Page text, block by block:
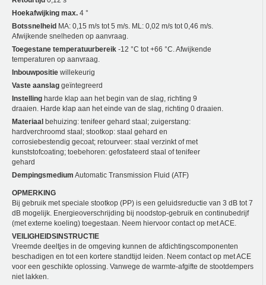
Hoekafwijking max. 4 °
Botssnelheid MA: 0,15 m/s tot 5 m/s. ML: 0,02 m/s tot 0,46 m/s.
Afwijkende snelheden op aanvraag.
Toegestane temperatuurbereik -12 °C tot +66 °C. Afwijkende
temperaturen op aanvraag.
Inbouwpositie willekeurig
Vaste aanslag geïntegreerd
Instelling harde klap aan het begin van de slag, richting 9
draaien. Harde klap aan het einde van de slag, richting 0 draaien.
Materiaal behuizing: tenifeer gehard staal; zuigerstang:
hardverchroomd staal; stootkop: staal gehard en
corrosiebestendig gecoat; retourveer: staal verzinkt of met
kunststofcoating; toebehoren: gefosfateerd staal of tenifeer
gehard
Dempingsmedium Automatic Transmission Fluid (ATF)
OPMERKING
Bij gebruik met speciale stootkop (PP) is een geluidsreductie van 3 dB tot 7
dB mogelijk. Energieoverschrijding bij noodstop-gebruik en continubedrijf
(met externe koeling) toegestaan. Neem hiervoor contact op met ACE.
VEILIGHEIDSINSTRUCTIE
Vreemde deeltjes in de omgeving kunnen de afdichtingscomponenten
beschadigen en tot een kortere standtijd leiden. Neem contact op met ACE
voor een geschikte oplossing. Vanwege de warmte-afgifte de stootdempers
niet lakken.